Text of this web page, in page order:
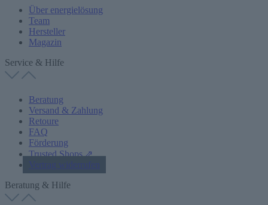
Über energielösung
Team
Hersteller
Magazin
Service & Hilfe
Beratung
Versand & Zahlung
Retoure
FAQ
Förderung
Trusted Shops ⇗
Vertrag widerrufen
Beratung & Hilfe